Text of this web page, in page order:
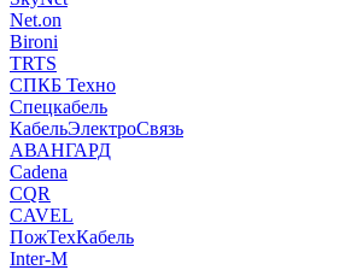
Net.on
Bironi
TRTS
СПКБ Техно
Спецкабель
КабельЭлектроСвязь
АВАНГАРД
Cadena
CQR
CAVEL
ПожТехКабель
Inter-M